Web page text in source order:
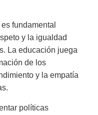
es fundamental
y la igualdad
La educación juega
de los
y la empatía
políticas